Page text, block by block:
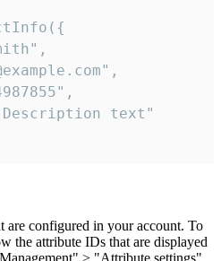
text"
are configured in your account. To
the attribute IDs that are displayed
> "Attribute settings"